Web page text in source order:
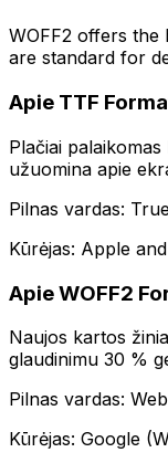
WOFF2 offers the
are standard for
Apie TTF
Plačiai
užuomina apie
Pilnas vardas:
Kūrėjas: Apple
Apie WOFF2
Naujos kartos
glaudinimu 30 %
Pilnas vardas:
Kūrėjas: Google